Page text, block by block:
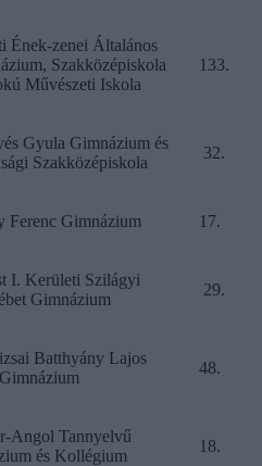
Ének-zenei Általános
Szakközépiskola
Művészeti Iskola
133.
Gyula Gimnázium és
Szakközépiskola
32.
Ferenc Gimnázium 17.
I. Kerületi Szilágyi
Gimnázium
29.
Batthyány Lajos
Gimnázium
48.
Angol Tannyelvű
és Kollégium
18.